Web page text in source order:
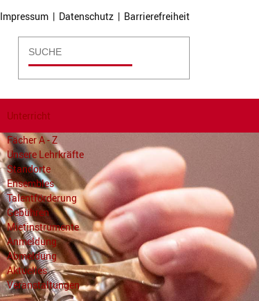
Impressum | Datenschutz | Barrierefreiheit
Unterricht
Fächer A - Z
Unsere Lehrkräfte
Standorte
Ensembles
Talentförderung
Gebühren
Mietinstrumente
Anmeldung
Abmeldung
Aktuelles
Veranstaltungen